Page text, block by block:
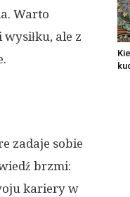
Warto
ale z
zadaje sobie
brzmi:
kariery w